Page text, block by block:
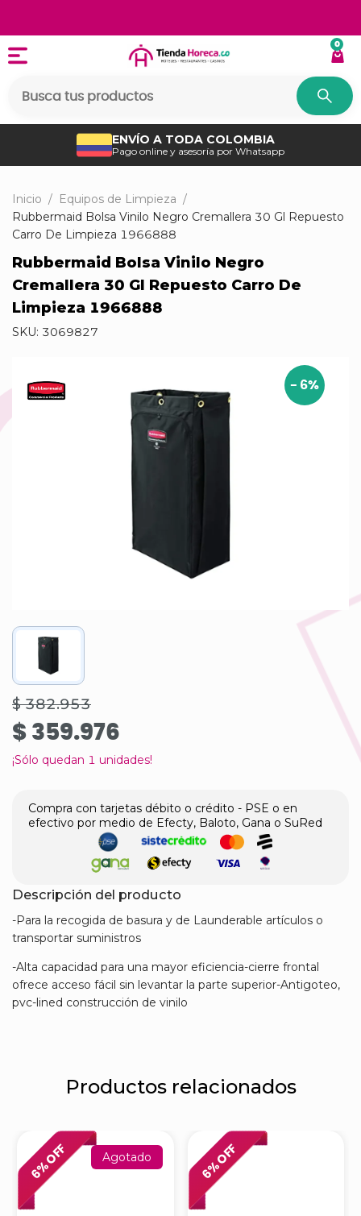
0
ENVÍO A TODA COLOMBIA
Pago online y asesoría por Whatsapp
Inicio / Equipos de Limpieza /
Rubbermaid Bolsa Vinilo Negro Cremallera 30 Gl Repuesto
Carro De Limpieza 1966888
Rubbermaid Bolsa Vinilo Negro
Cremallera 30 Gl Repuesto Carro De
Limpieza 1966888
SKU: 3069827
- 6%
¡Sólo quedan 1 unidades!
$ 382.953
$ 359.976
Compra con tarjetas débito o crédito - PSE o en
efectivo por medio de Efecty, Baloto, Gana o SuRed
Descripción del producto
-Para la recogida de basura y de Launderable artículos o
transportar suministros
-Alta capacidad para una mayor eficiencia-cierre frontal
ofrece acceso fácil sin levantar la parte superior-Antigoteo,
pvc-lined construcción de vinilo
Productos relacionados
6
% OFF Agotado
6
% OFF